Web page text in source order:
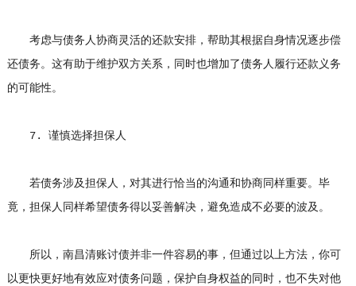
考虑与债务人协商灵活的还款安排，帮助其根据自身情况逐步偿
还债务。这有助于维护双方关系，同时也增加了债务人履行还款义务
的可能性。
7. 谨慎选择担保人
若债务涉及担保人，对其进行恰当的沟通和协商同样重要。毕
竟，担保人同样希望债务得以妥善解决，避免造成不必要的波及。
所以，南昌清账讨债并非一件容易的事，但通过以上方法，你可
以更快更好地有效应对债务问题，保护自身权益的同时，也不失对他